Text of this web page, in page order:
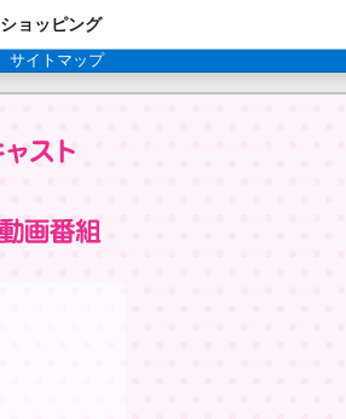
ショッピング
サイトマップ